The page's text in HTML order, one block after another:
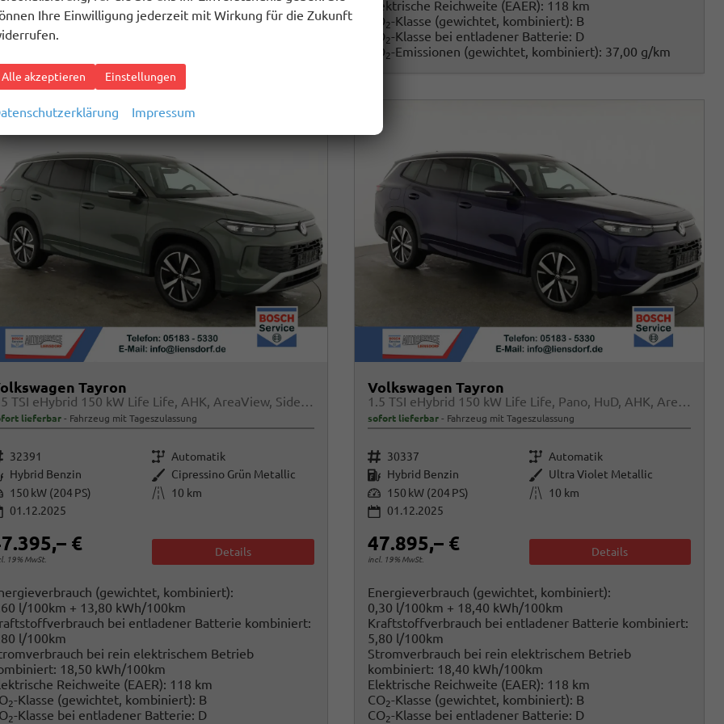
Reichweite (EAER): 120 km
-Klasse (gewichtet, kombiniert): B
2-Klasse bei entladener Batterie:
Elektrische Reichweite (EAER): 118 km
CO2-Klasse (gewichtet, kombiniert): B
CO2-Klasse bei entladener Batterie: D
CO2-Emissionen (gewichtet, kombiniert): 37,00 g/km
Tayron
1.5 TSI eHybrid 150 kW Life Life, AHK, AreaView, Side, Navi, Winter, 5-J. Garantie
lieferbar Fahrzeug mit Tageszulassung
32391 Getriebe Automatik
Hybrid Benzin Außenfarbe Cipressino Grün Metallic
150 kW (204 PS) Kilometerstand 10 km
01.12.2025
€
19% MwSt.
Details
(gewichtet, kombiniert):
l/100km + 13,80 kWh/100km
bei entladener Batterie kombiniert:
l/100km
bei rein elektrischem Betrieb
18,50 kWh/100km
Reichweite (EAER): 118 km
2-Klasse (gewichtet, kombiniert): B
2-Klasse bei entladener Batterie: D
Volkswagen Tayron
1.5 TSI eHybrid 150 kW Life Life, Pano, HuD, AHK, AreaView, Side, Navi, Winter, 5-J. Garantie
sofort lieferbar Fahrzeug mit Tageszulassung
Fahrzeugnr. 30337 Getriebe Automatik
Kraftstoff Hybrid Benzin Außenfarbe Ultra Violet Metallic
Leistung 150 kW (204 PS) Kilometerstand
10 km
01.12.2025
47.895,– €
incl. 19% MwSt.
Details
Energieverbrauch (gewichtet, kombiniert):
0,30 l/100km + 18,40 kWh/100km
Kraftstoffverbrauch bei entladener Batterie kombiniert:
5,80 l/100km
Stromverbrauch bei rein elektrischem Betrieb
kombiniert: 18,40 kWh/100km
Elektrische Reichweite (EAER): 118 km
CO2-Klasse (gewichtet, kombiniert): B
CO2-Klasse bei entladener Batterie: D
Ihre Einwilligung jederzeit mit Wirkung für die Zukunft
Alle akzeptieren Einstellungen
Impressum